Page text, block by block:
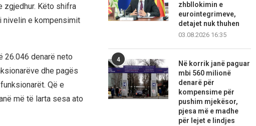
zgjedhur. Këto shifra
nivelin e kompensimit
26.046 denarë neto
dhe pagës
Që e
më të larta sesa ato
zhbllokimin e
eurointegrimeve,
detajet nuk thuhen
03.08.2026 16:35
4
Në korrik janë paguar
mbi 560 milionë
denarë për
kompensime për
pushim mjekësor,
pjesa më e madhe
për lejet e lindjes